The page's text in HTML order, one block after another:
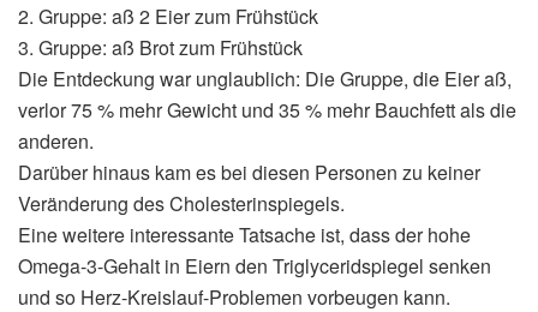
2. Gruppe: aß 2 Eier zum Frühstück
3. Gruppe: aß Brot zum Frühstück
Die Entdeckung war unglaublich: Die Gruppe, die Eier aß,
verlor 75 % mehr Gewicht und 35 % mehr Bauchfett als die
anderen.
Darüber hinaus kam es bei diesen Personen zu keiner
Veränderung des Cholesterinspiegels.
Eine weitere interessante Tatsache ist, dass der hohe
Omega-3-Gehalt in Eiern den Triglyceridspiegel senken
und so Herz-Kreislauf-Problemen vorbeugen kann.